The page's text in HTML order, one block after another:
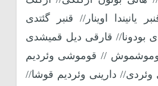
یانیندا اوینار// قنبر گئتدی
بودونا// قارقی دیل قمیشدی
// قوموشی وئردیم
وئردی// دارینی وئردیم قوشا//